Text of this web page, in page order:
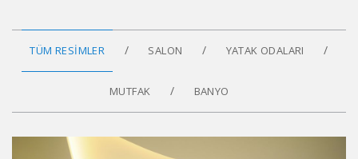
TÜM RESIMLER SALON YATAK ODALARI
MUTFAK BANYO